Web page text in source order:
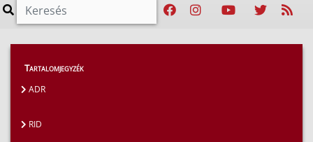
Hatósági ügyek
Tartalomjegyzék
ADR
RID